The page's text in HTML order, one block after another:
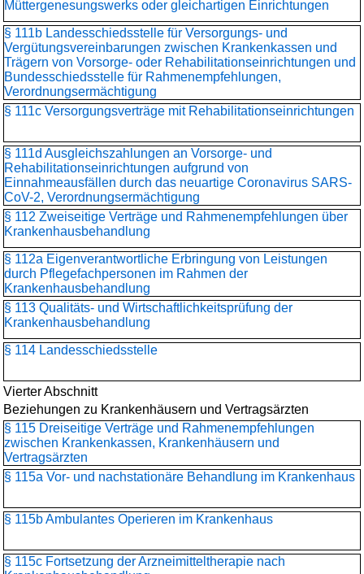
Müttergenesungswerks oder gleichartigen Einrichtungen
§ 111b Landesschiedsstelle für Versorgungs- und
Vergütungsvereinbarungen zwischen Krankenkassen und
Trägern von Vorsorge- oder Rehabilitationseinrichtungen und
Bundesschiedsstelle für Rahmenempfehlungen,
Verordnungsermächtigung
§ 111c Versorgungsverträge mit Rehabilitationseinrichtungen
§ 111d Ausgleichszahlungen an Vorsorge- und
Rehabilitationseinrichtungen aufgrund von
Einnahmeausfällen durch das neuartige Coronavirus SARS-
CoV-2, Verordnungsermächtigung
§ 112 Zweiseitige Verträge und Rahmenempfehlungen über
Krankenhausbehandlung
§ 112a Eigenverantwortliche Erbringung von Leistungen
durch Pflegefachpersonen im Rahmen der
Krankenhausbehandlung
§ 113 Qualitäts- und Wirtschaftlichkeitsprüfung der
Krankenhausbehandlung
§ 114 Landesschiedsstelle
Vierter Abschnitt
Beziehungen zu Krankenhäusern und Vertragsärzten
§ 115 Dreiseitige Verträge und Rahmenempfehlungen
zwischen Krankenkassen, Krankenhäusern und
Vertragsärzten
§ 115a Vor- und nachstationäre Behandlung im Krankenhaus
§ 115b Ambulantes Operieren im Krankenhaus
§ 115c Fortsetzung der Arzneimitteltherapie nach